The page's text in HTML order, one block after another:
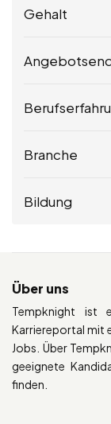
Gehalt
Branche
Bildung
Über uns
Tempknight ist
Karriereportal mit
Jobs. Über
geeignete
finden.